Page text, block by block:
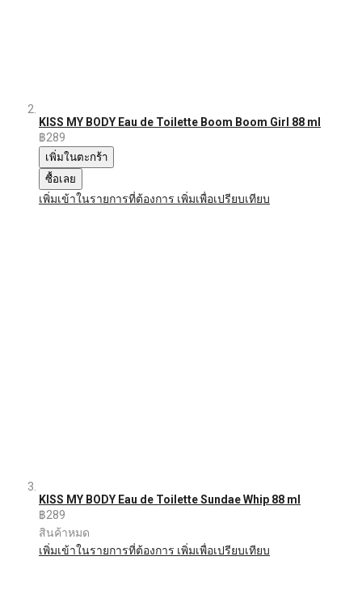
KISS MY BODY Eau de Toilette Boom Boom Girl 88 ml
฿289
เพิ่มในตะกร้า
ซื้อเลย
เพิ่มเข้าในรายการที่ต้องการ เพิ่มเพื่อเปรียบเทียบ
KISS MY BODY Eau de Toilette Sundae Whip 88 ml
฿289
สินค้าหมด
เพิ่มเข้าในรายการที่ต้องการ เพิ่มเพื่อเปรียบเทียบ